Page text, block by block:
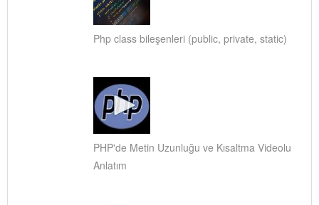
Php class bileşenleri (public, private, static)
PHP'de Metin Uzunluğu ve Kısaltma Videolu
Anlatım